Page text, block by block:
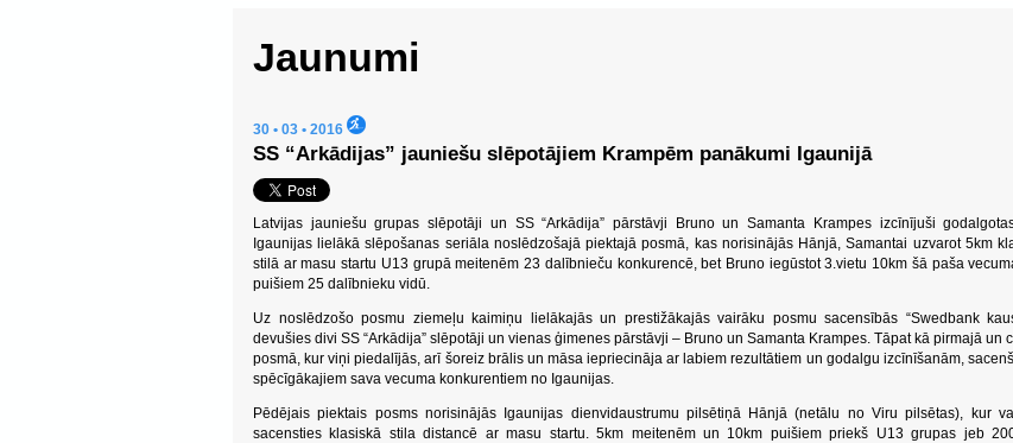
Jaunumi
30 • 03 • 2016
SS “Arkādijas” jauniešu slēpotājiem Krampēm panākumi Igaunijā
Latvijas jauniešu grupas slēpotāji un SS “Arkādija” pārstāvji Bruno un Samanta Krampes izcīnījuši
Igaunijas lielākā slēpošanas seriāla noslēdzošajā piektajā posmā, kas norisinājās Hānjā, Samantai uzvarot 5km
stilā ar masu startu U13 grupā meitenēm 23 dalībnieču konkurencē, bet Bruno iegūstot 3.vietu 10km šā paša
puišiem 25 dalībnieku vidū.
Uz noslēdzošo posmu ziemeļu kaimiņu lielākajās un prestižākajās vairāku posmu sacensībās “Swedbank
devušies divi SS “Arkādija” slēpotāji un vienas ģimenes pārstāvji – Bruno un Samanta Krampes. Tāpat kā pirmajā un
posmā, kur viņi piedalījās, arī šoreiz brālis un māsa iepriecināja ar labiem rezultātiem un godalgu izcīnīšanām,
spēcīgākajiem sava vecuma konkurentiem no Igaunijas.
Pēdējais piektais posms norisinājās Igaunijas dienvidaustrumu pilsētiņā Hānjā (netālu no Viru pilsētas), kur
sacensties klasiskā stila distancē ar masu startu. 5km meitenēm un 10km puišiem priekš U13 grupas jeb